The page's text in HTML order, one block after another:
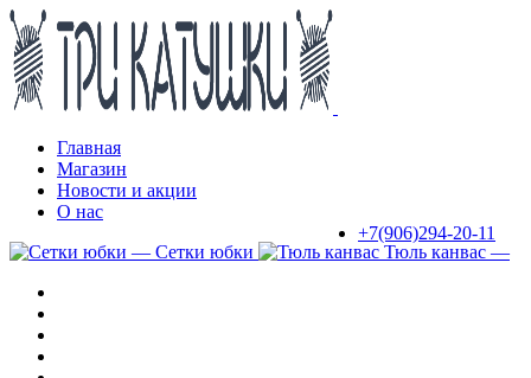
Пропустить
навигацию
Пропустить
контент
Главная
Магазин
Новости и акции
О нас
+7(906)294-20-11
— Сетки юбки
Тюль канвас —